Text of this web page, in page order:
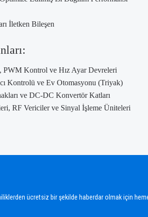
İletken Bileşen
PWM Kontrol ve Hız Ayar Devreleri
Kontrolü ve Ev Otomasyonu (Triyak)
ve DC-DC Konvertör Katları
RF Vericiler ve Sinyal İşleme Üniteleri
bulunuyor.
daha pahalı.
ücretsiz bir şekilde haberdar olmak için